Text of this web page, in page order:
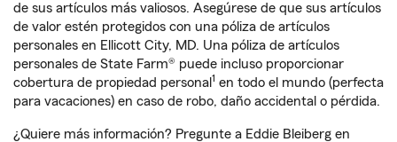
de sus artículos más valiosos. Asegúrese de que sus artículos
de valor estén protegidos con una póliza de artículos
personales en Ellicott City, MD. Una póliza de artículos
personales de State Farm® puede incluso proporcionar
cobertura de propiedad personal 1 en todo el mundo (perfecta
para vacaciones) en caso de robo, daño accidental o pérdida.
¿Quiere más información? Pregunte a Eddie Bleiberg en